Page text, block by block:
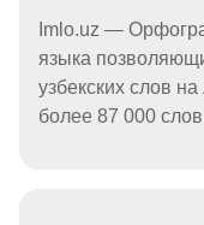
Imlo.uz —
языка
узбекских слов
более 87 000